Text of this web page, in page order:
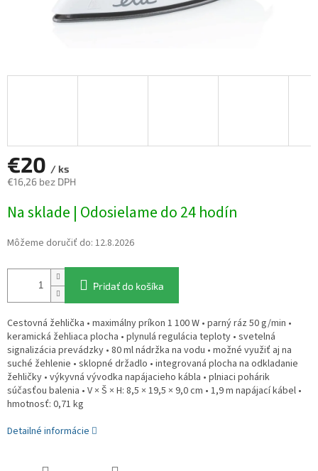
€20 / ks
€16,26 bez DPH
cena:
Na sklade | Odosielame do 24 hodín
Môžeme doručiť do: 12.8.2026
Pridať do košíka
Cestovná žehlička • maximálny príkon 1 100 W • parný ráz 50 g/min •
keramická žehliaca plocha • plynulá regulácia teploty • svetelná
signalizácia prevádzky • 80 ml nádržka na vodu • možné využiť aj na
suché žehlenie • sklopné držadlo • integrovaná plocha na odkladanie
žehličky • výkyvná vývodka napájacieho kábla • plniaci pohárik
súčasťou balenia • V × Š × H: 8,5 × 19,5 × 9,0 cm • 1,9 m napájací kábel •
hmotnosť: 0,71 kg
Detailné informácie